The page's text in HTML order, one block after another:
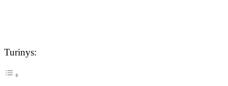
Turinys: